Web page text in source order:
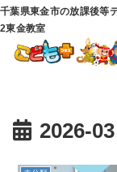
千葉県東金市の放課後等
2東金教室
2026-03